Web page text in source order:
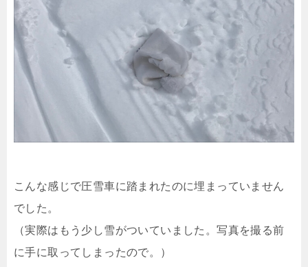
こんな感じで圧雪車に踏まれたのに埋まっていません
でした。
（実際はもう少し雪がついていました。写真を撮る前
に手に取ってしまったので。）